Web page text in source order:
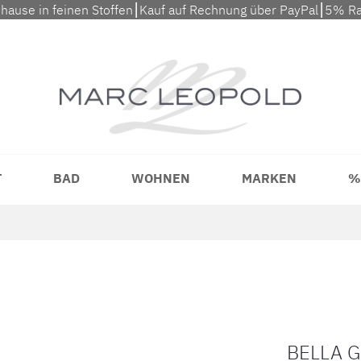
in feinen Stoffen⎮Kauf auf Rechnung über PayPal⎮5%
BAD WOHNEN MARKEN
BELLA